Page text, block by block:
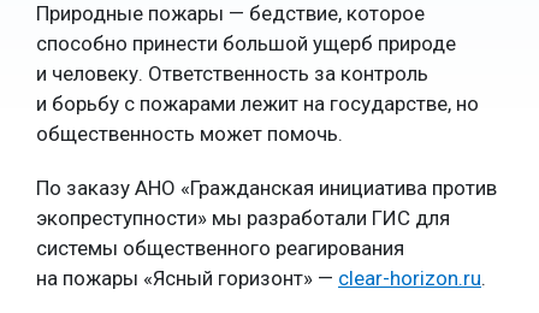
Природные пожары — бедствие, которое
способно принести большой ущерб природе
и человеку. Ответственность за контроль
и борьбу с пожарами лежит на государстве, но
общественность может помочь.
По заказу АНО «Гражданская инициатива против
экопреступности» мы разработали ГИС для
системы общественного реагирования
на пожары «Ясный горизонт» — clear-horizon.ru.